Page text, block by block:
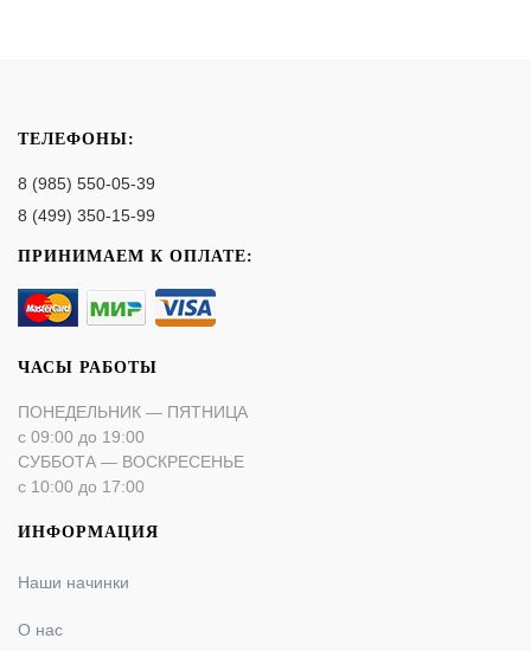
ТЕЛЕФОНЫ:
8 (985) 550-05-39
8 (499) 350-15-99
ПРИНИМАЕМ К ОПЛАТЕ:
ЧАСЫ РАБОТЫ
ПОНЕДЕЛЬНИК — ПЯТНИЦА
с 09:00 до 19:00
СУББОТА — ВОСКРЕСЕНЬЕ
с 10:00 до 17:00
ИНФОРМАЦИЯ
Наши начинки
О нас